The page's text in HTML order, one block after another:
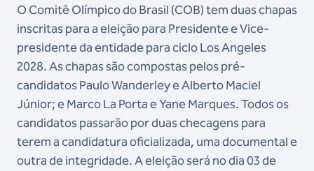
O Comitê Olímpico do Brasil (COB) tem duas chapas
inscritas para a eleição para Presidente e Vice-
presidente da entidade para ciclo Los Angeles
2028. As chapas são compostas pelos pré-
candidatos Paulo Wanderley e Alberto Maciel
Júnior; e Marco La Porta e Yane Marques. Todos os
candidatos passarão por duas checagens para
terem a candidatura oficializada, uma documental e
outra de integridade. A eleição será no dia 03 de